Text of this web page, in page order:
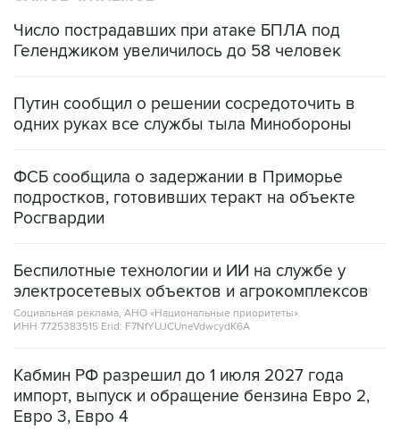
Число пострадавших при атаке БПЛА под
Геленджиком увеличилось до 58 человек
Путин сообщил о решении сосредоточить в
одних руках все службы тыла Минобороны
ФСБ сообщила о задержании в Приморье
подростков, готовивших теракт на объекте
Росгвардии
Беспилотные технологии и ИИ на службе у
электросетевых объектов и агрокомплексов
Социальная реклама, АНО «Национальные приоритеты».
ИНН 7725383515 Erid: F7NfYUJCUneVdwcydK6A
Кабмин РФ разрешил до 1 июля 2027 года
импорт, выпуск и обращение бензина Евро 2,
Евро 3, Евро 4